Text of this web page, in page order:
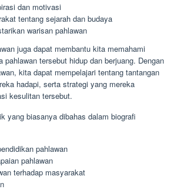
dan motivasi
tentang sejarah dan budaya
warisan pahlawan
juga dapat membantu kita memahami
tersebut hidup dan berjuang. Dengan
kita dapat mempelajari tentang tantangan
hadapi, serta strategi yang mereka
kesulitan tersebut.
yang biasanya dibahas dalam biografi
pahlawan
pahlawan
terhadap masyarakat